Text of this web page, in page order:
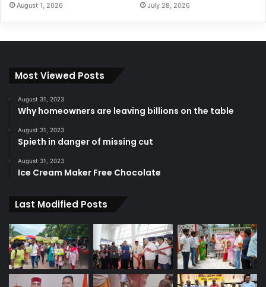
August 1, 2026 July 28, 2026
Most Viewed Posts
August 31, 2023
Why homeowners are leaving billions on the table
August 31, 2023
Spieth in danger of missing cut
August 31, 2023
Ice Cream Maker Free Chocolate
Last Modified Posts